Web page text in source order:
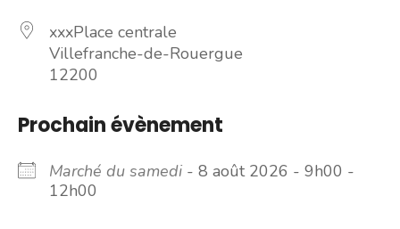
xxxPlace centrale
Villefranche-de-Rouergue
12200
Prochain évènement
Marché du samedi - 8 août 2026 - 9h00 -
12h00